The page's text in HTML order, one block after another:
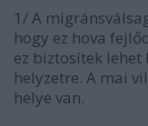
1/ A
hogy ez hova
ez biztosítek
helyzetre. A mai
helye van.